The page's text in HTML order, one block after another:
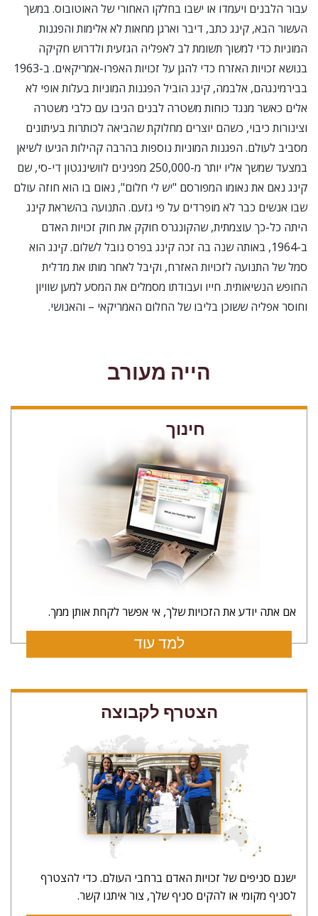
עבור הלבנים ויעמדו או ישבו בחלקו האחורי של האוטובוס. במשך
העשור הבא, קינג כתב, דיבר וארגן מחאות לא אלימות והפגנות
המוניות כדי למשוך תשומת לב לאפליה הגזעית ולדרוש חקיקה
בנושא זכויות האזרח כדי להגן על זכויות האפרו-אמריקאים. ב-1963
בבירמינגהם, אלבמה, קינג הוביל הפגנות המוניות בעלות אופי לא
אלים כאשר מנגד כוחות משטרה לבנים הגיבו עם כלבי משטרה
וצינורות כיבוי, כשהם יוצרים מחלוקת שהביאה לכותרות בעיתונים
מסביב לעולם. הפגנות המוניות נוספות בהרבה קהילות הגיעו לשיאן
במצעד שמשך אליו יותר מ-250,000 מפגינים לוושינגטון די-סי, שם
קינג נאם את נאומו המפורסם "יש לי חלום", נאום בו הוא חוזה עולם
שבו אנשים כבר לא מופרדים על פי גזעם. התנועה בהשראת קינג
היתה כל-כך עוצמתית, שהקונגרס חוקק את חוק זכויות האדם
ב-1964, באותה שנה בה זכה קינג בפרס נובל לשלום. קינג הוא
סמל של התנועה לזכויות האזרח, וקיבל לאחר מותו את מדלית
החופש הנשיאותית. חייו ועבודתו מסמלים את המסע למען שוויון
וחוסר אפליה ששוכן בליבו של החלום האמריקאי – והאנושי.
הייה מעורב
חינוך
אם אתה יודע את הזכויות שלך, אי אפשר לקחת אותן ממך.
למד עוד
הצטרף לקבוצה
ישנם סניפים של זכויות האדם ברחבי העולם. כדי להצטרף
לסניף מקומי או להקים סניף שלך, צור איתנו קשר.